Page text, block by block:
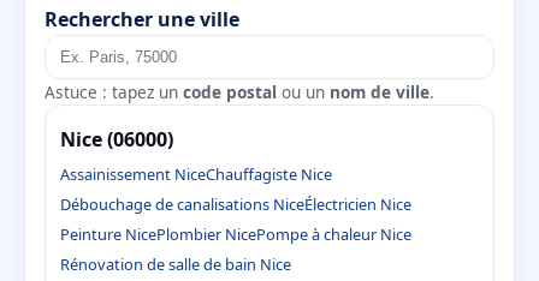
Rechercher une ville
Astuce : tapez un code postal ou un nom de ville.
Nice (06000)
Assainissement NiceChauffagiste Nice
Débouchage de canalisations NiceÉlectricien Nice
Peinture NicePlombier NicePompe à chaleur Nice
Rénovation de salle de bain Nice